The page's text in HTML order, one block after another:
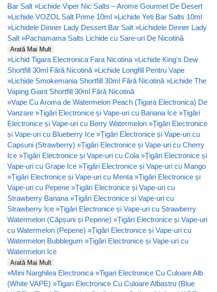
Bar Salt »Lichide Viper Nic Salts – Arome Gourmet De Desert
»Lichide VOZOL Salt Prime 10ml »Lichide Yeti Bar Salts 10ml
»Lichidele Dinner Lady Dessert Bar Salt »Lichidele Dinner Lady
Salt »Pachamama Salts Lichide cu Sare-uri De Nicotină
Arată Mai Mult
»Lichid Tigara Electronica Fara Nicotina »Lichide King's Dew
Shortfill 30ml Fără Nicotină »Lichide Longfill Pentru Vape
»Lichide Smokemania Shortfill 30ml Fără Nicotină »Lichide The
Vaping Giant Shortfill 30ml Fără Nicotină
»Vape Cu Aroma de Watermelon Peach (Tigara Electronica) De
Vanzare »Țigări Electronice și Vape-uri cu Banana Ice »Țigări
Electronice și Vape-uri cu Berry Watermelon »Țigări Electronice
și Vape-uri cu Blueberry Ice »Țigări Electronice și Vape-uri cu
Capsuni (Strawberry) »Țigări Electronice și Vape-uri cu Cherry
Ice »Țigări Electronice și Vape-uri cu Cola »Țigări Electronice și
Vape-uri cu Grape Ice »Țigări Electronice și Vape-uri cu Mango
»Țigări Electronice și Vape-uri cu Menta »Țigări Electronice și
Vape-uri cu Pepene »Țigări Electronice și Vape-uri cu
Strawberry Banana »Țigări Electronice și Vape-uri cu
Strawberry Ice »Țigări Electronice și Vape-uri cu Strawberry
Watermelon (Căpșuni și Pepene) »Țigări Electronice și Vape-uri
cu Watermelon (Pepene) »Țigări Electronice și Vape-uri cu
Watermelon Bubblegum »Țigări Electronice și Vape-uri cu
Watermelon Ice
Arată Mai Mult
»Mini Narghilea Electronica »Tigari Electronice Cu Culoare Alb
(White VAPE) »Tigari Electronice Cu Culoare Albastru (Blue